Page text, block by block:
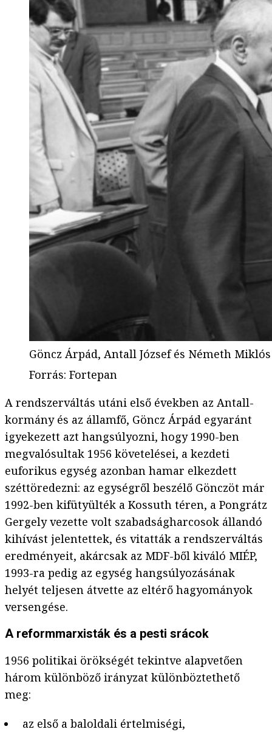
Göncz Árpád, Antall József és Németh
Forrás: Fortepan
A rendszerváltás utáni első években az Antall-
kormány és az államfő, Göncz Árpád egyaránt
igyekezett azt hangsúlyozni, hogy 1990-ben
megvalósultak 1956 követelései, a kezdeti
euforikus egység azonban hamar elkezdett
széttöredezni: az egységről beszélő Gönczöt már
1992-ben kifütyülték a Kossuth téren, a Pongrátz
Gergely vezette volt szabadságharcosok állandó
kihívást jelentettek, és vitatták a rendszerváltás
eredményeit, akárcsak az MDF-ből kiváló MIÉP,
1993-ra pedig az egység hangsúlyozásának
helyét teljesen átvette az eltérő hagyományok
versengése.
A reformmarxisták és a pesti srácok
1956 politikai örökségét tekintve alapvetően
három különböző irányzat különböztethető
meg:
az első a baloldali értelmiségi,